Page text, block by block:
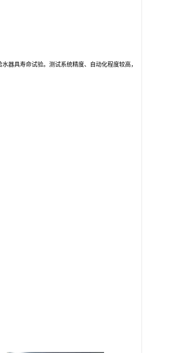
器具寿命试验。测试系统精度、自动化程度较高，